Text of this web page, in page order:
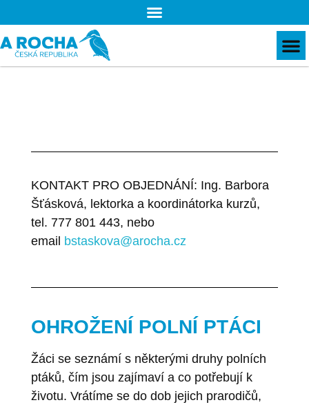
KONTAKT PRO OBJEDNÁNÍ: Ing. Barbora
Šťásková, lektorka a koordinátorka kurzů,
tel. 777 801 443, nebo
email bstaskova@arocha.cz
OHROŽENÍ POLNÍ PTÁCI
Žáci se seznámí s některými druhy polních
ptáků, čím jsou zajímaví a co potřebují k
životu. Vrátíme se do dob jejich prarodičů,